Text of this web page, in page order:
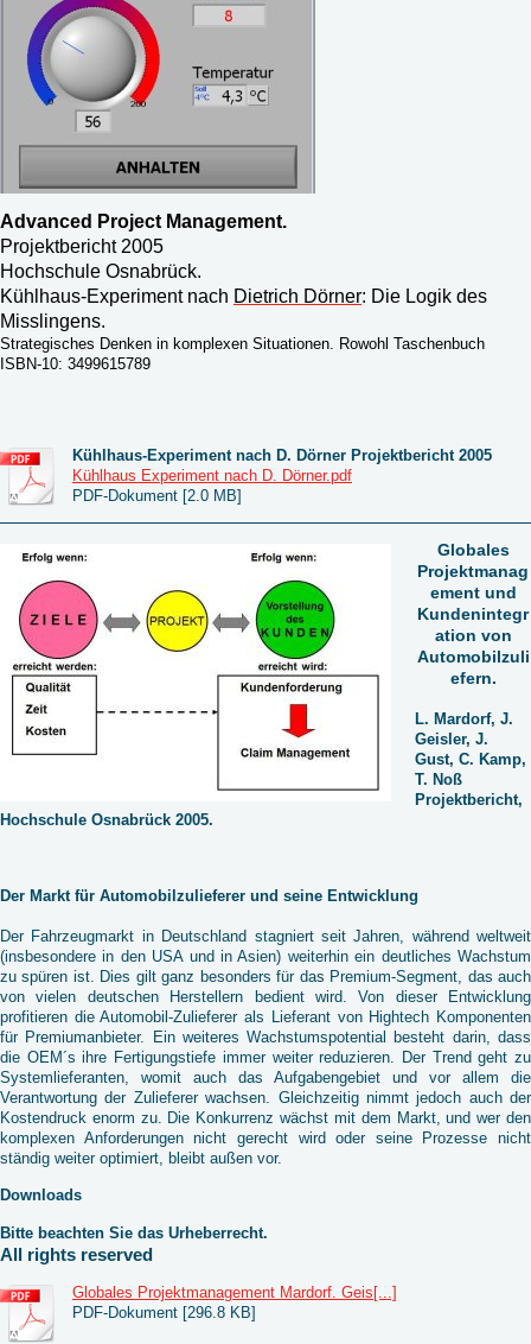
Advanced Project Management.
Projektbericht 2005
Hochschule Osnabrück.
Kühlhaus-Experiment nach Dietrich Dörner: Die Logik des
Misslingens.
Strategisches Denken in komplexen Situationen. Rowohl Taschenbuch
ISBN-10: 3499615789
Kühlhaus-Experiment nach D. Dörner Projektbericht 2005
Kühlhaus Experiment nach D. Dörner.pdf
PDF-Dokument [2.0 MB]
Globales
Projektmanag
ement und
Kundenintegr
ation von
Automobilzuli
efern.
L. Mardorf, J.
Geisler, J.
Gust, C. Kamp,
T. Noß
Projektbericht,
Hochschule Osnabrück 2005.
Der Markt für Automobilzulieferer und seine Entwicklung
Der Fahrzeugmarkt in Deutschland stagniert seit Jahren, während weltweit
(insbesondere in den USA und in Asien) weiterhin ein deutliches Wachstum
zu spüren ist. Dies gilt ganz beson­ders für das Premium-Segment, das auch
von vielen deutschen Herstellern bedient wird. Von dieser Ent­wicklung
profitieren die Automobil-Zulieferer als Lieferant von Hightech Komponenten
für Premiumanbieter. Ein weiteres Wachstumspotential besteht darin, dass
die OEM´s ihre Fertigungstiefe immer weiter reduzieren. Der Trend geht zu
Systemlieferanten, womit auch das Aufgabengebiet und vor allem die
Verantwortung der Zulieferer wachsen. Gleichzeitig nimmt jedoch auch der
Kostendruck enorm zu. Die Konkurrenz wächst mit dem Markt, und wer den
komplexen An­forderungen nicht gerecht wird oder seine Prozesse nicht
ständig weiter optimiert, bleibt außen vor.
Downloads
Bitte beachten Sie das Urheberrecht.
All rights reserved
Globales Projektmanagement Mardorf. Geis[...]
PDF-Dokument [296.8 KB]